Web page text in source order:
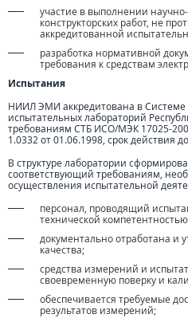
участие в выполнении
конструкторских работ, не
аккредитованной
разработка нормативной
требования к средствам
Испытания
НИИЛ ЭМИ аккредитована в Системе
испытательных лабораторий
требованиям СТБ ИСО/МЭК 17025-
1.0332 от 01.06.1998, срок действия
В структуре лаборатории
соответствующий требованиям,
осуществления испытательной
персонал, проводящий
технической
документально отработана и
качества;
средства измерений и
своевременную поверку и
обеспечивается требуемые
результатов измерений;